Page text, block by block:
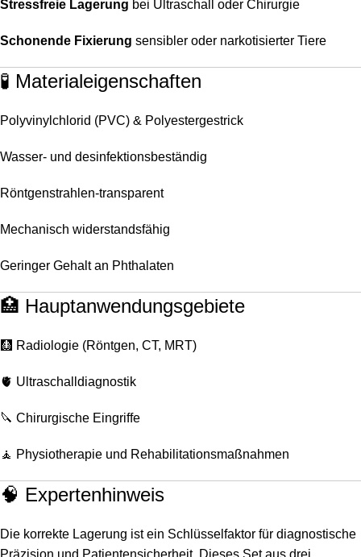
Stressfreie Lagerung bei Ultraschall oder Chirurgie
Schonende Fixierung sensibler oder narkotisierter Tiere
🧪 Materialeigenschaften
Polyvinylchlorid (PVC) & Polyestergestrick
Wasser- und desinfektionsbeständig
Röntgenstrahlen-transparent
Mechanisch widerstandsfähig
Geringer Gehalt an Phthalaten
🏥 Hauptanwendungsgebiete
🩻 Radiologie (Röntgen, CT, MRT)
🫀 Ultraschalldiagnostik
🔪 Chirurgische Eingriffe
🧘 Physiotherapie und Rehabilitationsmaßnahmen
🧠 Expertenhinweis
Die korrekte Lagerung ist ein Schlüsselfaktor für diagnostische